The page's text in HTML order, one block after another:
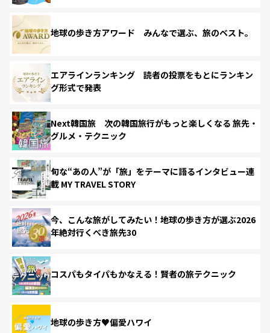
地球の歩き方アワード みんなで選ぶ、旅のベスト。
エアラインランキング 読者の投票をもとにランキン
グ形式で発表
Next韓国旅 次の韓国旅行がもっと楽しくなる 旅先・
グルメ・テクニック
旬な“あの人”が「旅」をテーマに語るインタビュー連
載 MY TRAVEL STORY
今、こんな旅がしてみたい！地球の歩き方が選ぶ2026
年絶対行くべき旅先30
コスパもタイパもかなえる！賢者の旅テクニック
地球の歩き方♥偏愛ハワイ